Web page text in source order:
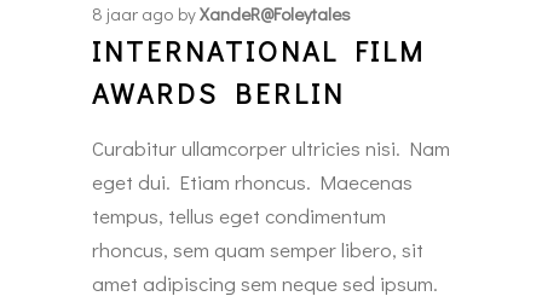
8 jaar ago byXandeR@foleytales
INTERNATIONAL FILM
AWARDS BERLIN
Curabitur ullamcorper ultricies nisi. Nam
eget dui. Etiam rhoncus. Maecenas
tempus, tellus eget condimentum
rhoncus, sem quam semper libero, sit
amet adipiscing sem neque sed ipsum.